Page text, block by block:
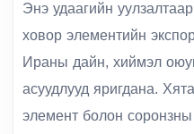
Энэ удаагийн
ховор элементийн
Ираны дайн, хиймэл
асуудлууд яригдана.
элемент болон соронзны